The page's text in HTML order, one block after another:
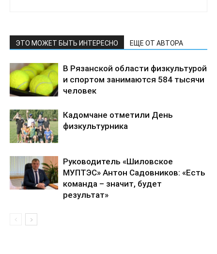
ЭТО МОЖЕТ БЫТЬ ИНТЕРЕСНО ЕЩЕ ОТ АВТОРА
В Рязанской области физкультурой
и спортом занимаются 584 тысячи
человек
Кадомчане отметили День
физкультурника
Руководитель «Шиловское
МУПТЭС» Антон Садовников: «Есть
команда – значит, будет
результат»